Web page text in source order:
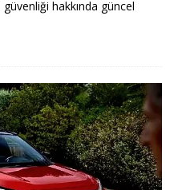
hakkında güncel